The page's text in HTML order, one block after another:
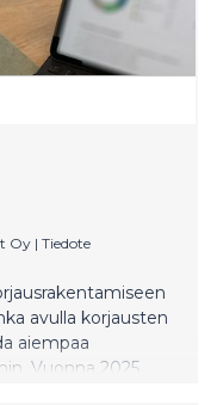
Oy | Tiedote
avulla korjausten
aiempaa
Vuonna 2025